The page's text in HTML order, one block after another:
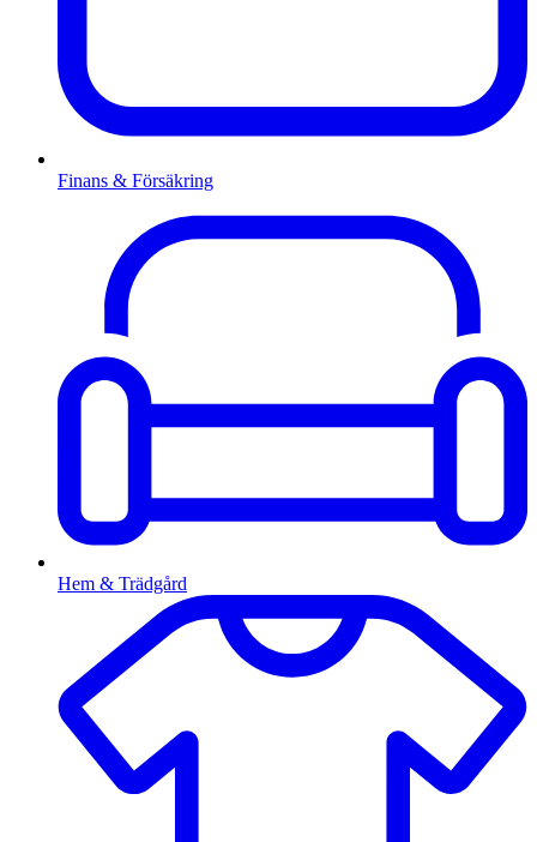
Finans & Försäkring
Hem & Trädgård